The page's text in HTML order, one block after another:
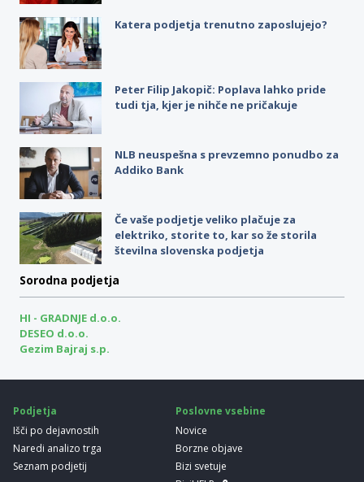
Katera podjetja trenutno zaposlujejo?
Peter Filip Jakopič: Poplava lahko pride
tudi tja, kjer je nihče ne pričakuje
NLB neuspešna s prevzemno ponudbo za
Addiko Bank
Če vaše podjetje veliko plačuje za
elektriko, storite to, kar so že storila
številna slovenska podjetja
Sorodna podjetja
HI - GRADNJE d.o.o.
DESEO d.o.o.
Gezim Bajraj s.p.
Podjetja
Išči po dejavnostih
Naredi analizo trga
Seznam podjetij
Poslovne vsebine
Novice
Borzne objave
Bizi svetuje